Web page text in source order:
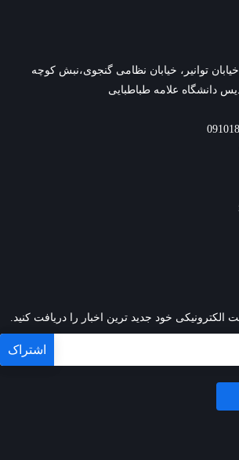
توانیر، خیابان نظامی گنجوی،نبش کوچه
الکترونیکی خود جدید ترین اخبار را دریافت کنید.